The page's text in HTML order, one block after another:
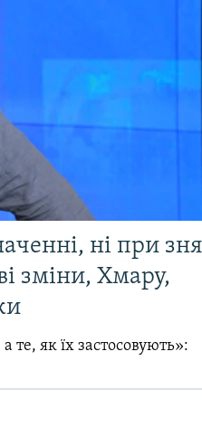
ні при
зміни, Хмару,
як їх застосовують»: